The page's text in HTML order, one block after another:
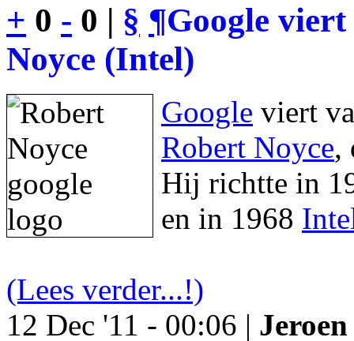
+ 0 - 0 | § ¶Google
Noyce (Intel)
Google viert
Robert Noyce,
Hij richtte in
en in 1968
(Lees verder...!)
12 Dec '11 - 00:06 |